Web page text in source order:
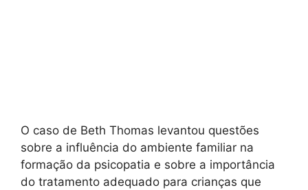
O caso de Beth Thomas levantou questões
sobre a influência do ambiente familiar na
formação da psicopatia e sobre a importância
do tratamento adequado para crianças que